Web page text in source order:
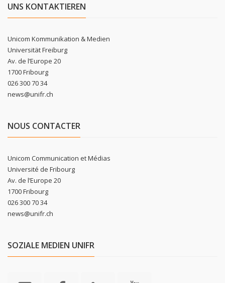
UNS KONTAKTIEREN
Unicom Kommunikation & Medien
Universität Freiburg
Av. de l’Europe 20
1700 Fribourg
026 300 70 34
news@unifr.ch
NOUS CONTACTER
Unicom Communication et Médias
Université de Fribourg
Av. de l’Europe 20
1700 Fribourg
026 300 70 34
news@unifr.ch
SOZIALE MEDIEN UNIFR